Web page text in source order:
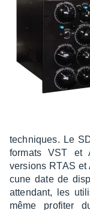
tech­niques. Le
formats VST et
versions RTAS
cune date de
atten­dant, les
même profi­ter